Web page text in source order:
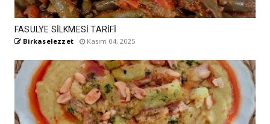
FASULYE SİLKMESİ TARİFİ
Birkaselezzet Kasım 04, 2025